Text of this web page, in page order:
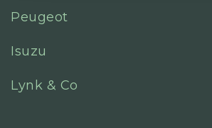
Peugeot
Isuzu
Lynk & Co